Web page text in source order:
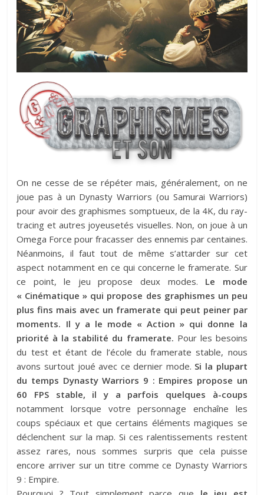
On ne cesse de se répéter mais, généralement, on ne
joue pas à un Dynasty Warriors (ou Samurai Warriors)
pour avoir des graphismes somptueux, de la 4K, du ray-
tracing et autres joyeusetés visuelles. Non, on joue à un
Omega Force pour fracasser des ennemis par centaines.
Néanmoins, il faut tout de même s’attarder sur cet
aspect notamment en ce qui concerne le framerate. Sur
ce point, le jeu propose deux modes. Le mode
« Cinématique » qui propose des graphismes un peu
plus fins mais avec un framerate qui peut peiner par
moments. Il y a le mode « Action » qui donne la
priorité à la stabilité du framerate. Pour les besoins
du test et étant de l’école du framerate stable, nous
avons surtout joué avec ce dernier mode. Si la plupart
du temps Dynasty Warriors 9 : Empires propose un
60 FPS stable, il y a parfois quelques à-coups
notamment lorsque votre personnage enchaîne les
coups spéciaux et que certains éléments magiques se
déclenchent sur la map. Si ces ralentissements restent
assez rares, nous sommes surpris que cela puisse
encore arriver sur un titre comme ce Dynasty Warriors
9 : Empire.